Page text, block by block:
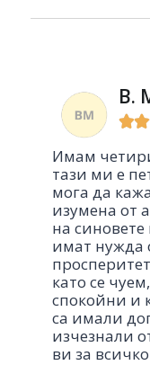
В.

Имам
тази ми е
мога да
изумена от
на
имат нужда
като се
спокойни и
са имали
изчезнали
ви за